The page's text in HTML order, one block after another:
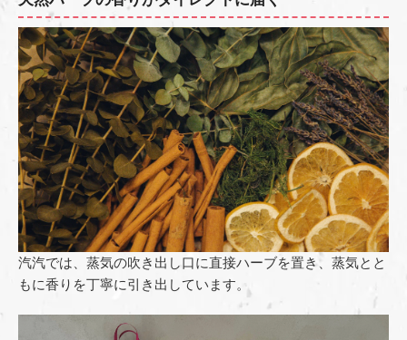
汽汽では、蒸気の吹き出し口に直接ハーブを置き、蒸気とと
もに香りを丁寧に引き出しています。